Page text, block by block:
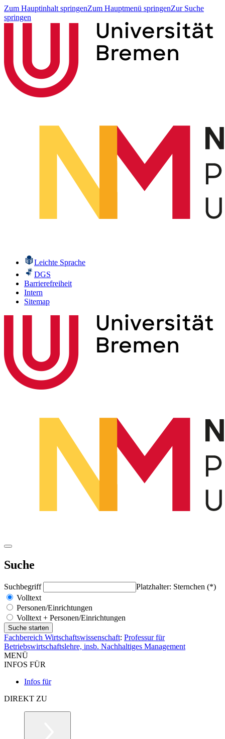
Zum Hauptinhalt springenZum Hauptmenü springenZur Suche
springen
Leichte Sprache
DGS
Barrierefreiheit
Intern
Sitemap
Suche
Suchbegriff
Platzhalter: Sternchen (*)
Volltext
Personen/Einrichtungen
Volltext + Personen/Einrichtungen
Fachbereich Wirtschaftswissenschaft: Professur für
Betriebswirtschaftslehre, insb. Nachhaltiges Management
MENÜ
INFOS FÜR
Infos für
DIREKT ZU